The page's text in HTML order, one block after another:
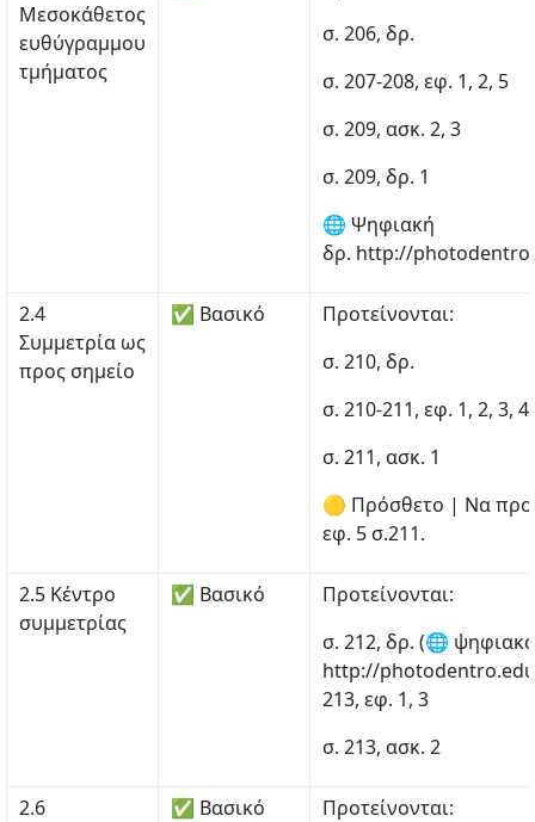
Μεσοκάθετος
ευθύγραμμου
τμήματος
σ. 206, δρ.
σ. 207-208, εφ. 1, 2, 5
σ. 209, ασκ. 2, 3
σ. 209, δρ. 1
🌐 Ψηφιακή
δρ. http://
2.4
Συμμετρία ως
προς σημείο
✅ Βασικό
Προτείνονται:
σ. 210, δρ.
σ. 210-211, εφ. 1, 2, 3,
σ. 211, ασκ. 1
🟡 Πρόσθετο | Να
εφ. 5 σ.211.
2.5 Κέντρο
συμμετρίας
✅ Βασικό
Προτείνονται:
σ. 212, δρ. (🌐
http://
213, εφ. 1, 3
σ. 213, ασκ. 2
2.6
✅ Βασικό
Προτείνονται: